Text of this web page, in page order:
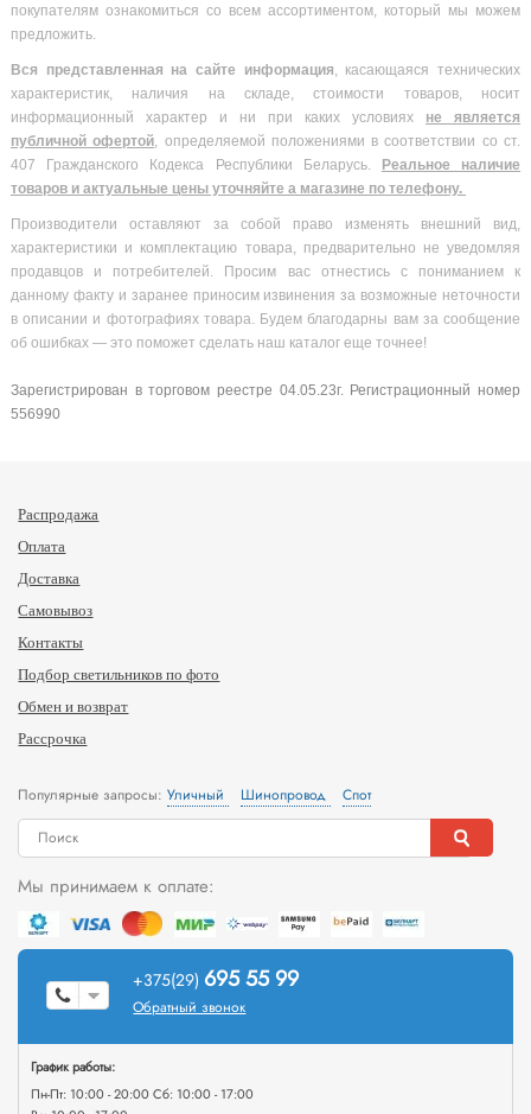
покупателям ознакомиться со всем ассортиментом, который мы можем
предложить.
Вся представленная на сайте информация, касающаяся технических
характеристик, наличия на складе, стоимости товаров, носит
информационный характер и ни при каких условиях не является
публичной офертой, определяемой положениями в соответствии со ст.
407 Гражданского Кодекса Республики Беларусь.
Реальное наличие
товаров и актуальные цены уточняйте а магазине по телефону.
Производители оставляют за собой право изменять внешний вид,
характеристики и комплектацию товара, предварительно не уведомляя
продавцов и потребителей. Просим вас отнестись с пониманием к
данному факту и заранее приносим извинения за возможные неточности
в описании и фотографиях товара. Будем благодарны вам за сообщение
об ошибках — это поможет сделать наш каталог еще точнее!
Зарегистрирован в торговом реестре 04.05.23г. Регистрационный номер
556990
Распродажа
Оплата
Доставка
Самовывоз
Контакты
Подбор светильников по фото
Обмен и возврат
Рассрочка
Популярные запросы:Уличный Шинопровод Спот
Мы принимаем к оплате:
+375(29) 695 55 99
Обратный звонок
График работы:
Пн-Пт: 10:00 - 20:00 Сб: 10:00 - 17:00